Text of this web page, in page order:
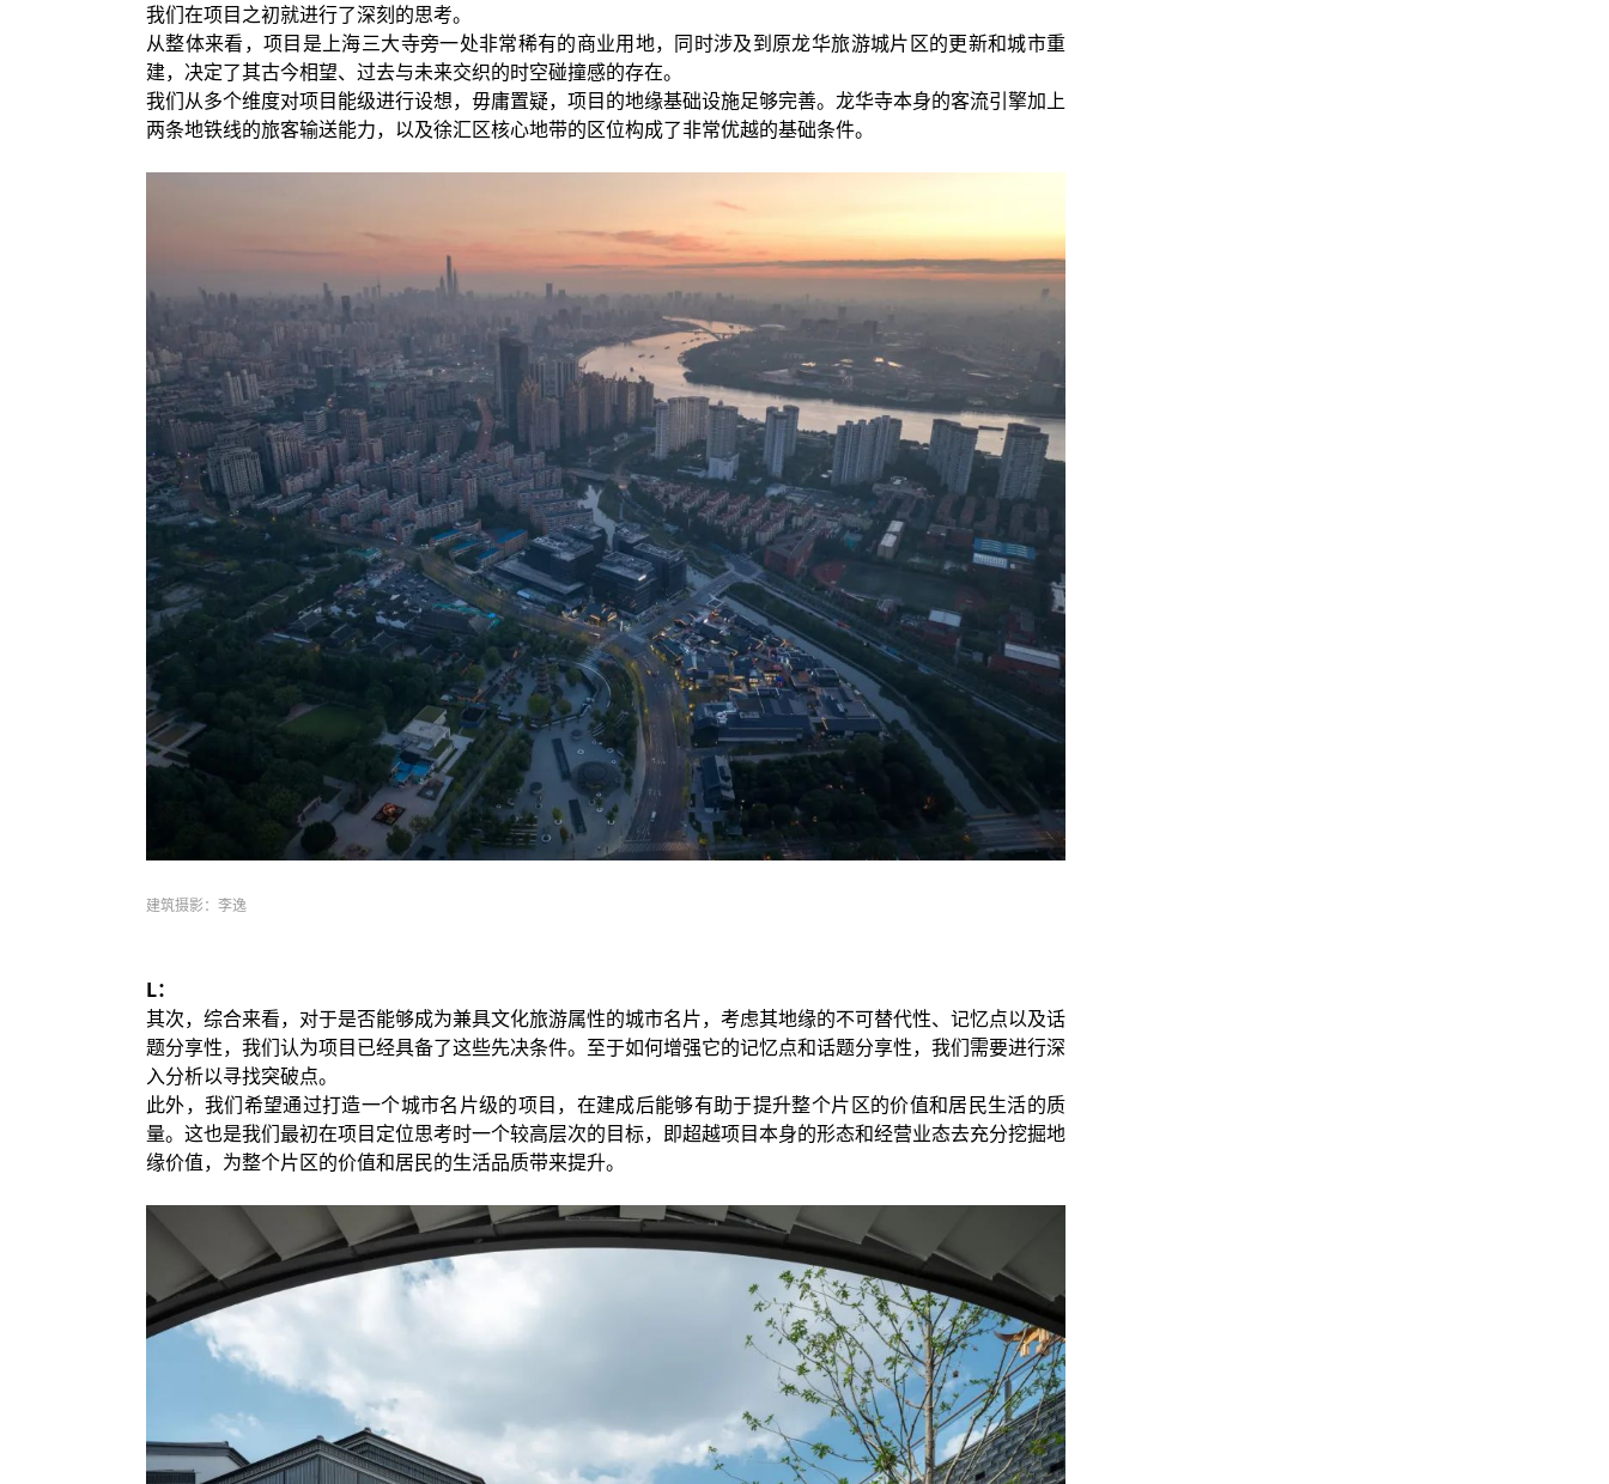
我们在项目之初就进行了深刻的思考。
从整体来看，项目是上海三大寺旁一处非常稀有的商业用地，同时涉及到原龙华旅游城片区的更新和城市重
建，决定了其古今相望、过去与未来交织的时空碰撞感的存在。
我们从多个维度对项目能级进行设想，毋庸置疑，项目的地缘基础设施足够完善。龙华寺本身的客流引擎加上
两条地铁线的旅客输送能力，以及徐汇区核心地带的区位构成了非常优越的基础条件。
建筑摄影：李逸
L：
其次，综合来看，对于是否能够成为兼具文化旅游属性的城市名片，考虑其地缘的不可替代性、记忆点以及话
题分享性，我们认为项目已经具备了这些先决条件。至于如何增强它的记忆点和话题分享性，我们需要进行深
入分析以寻找突破点。
此外，我们希望通过打造一个城市名片级的项目，在建成后能够有助于提升整个片区的价值和居民生活的质
量。这也是我们最初在项目定位思考时一个较高层次的目标，即超越项目本身的形态和经营业态去充分挖掘地
缘价值，为整个片区的价值和居民的生活品质带来提升。